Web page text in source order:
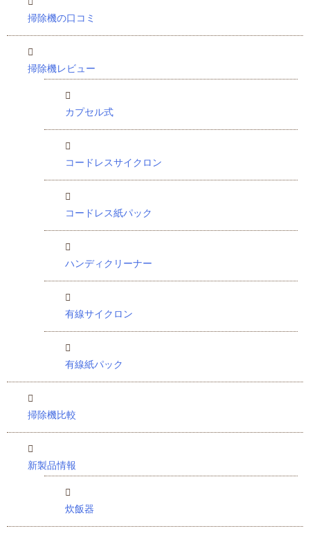
掃除機の口コミ
掃除機レビュー
カプセル式
コードレスサイクロン
コードレス紙パック
ハンディクリーナー
有線サイクロン
有線紙パック
掃除機比較
新製品情報
炊飯器